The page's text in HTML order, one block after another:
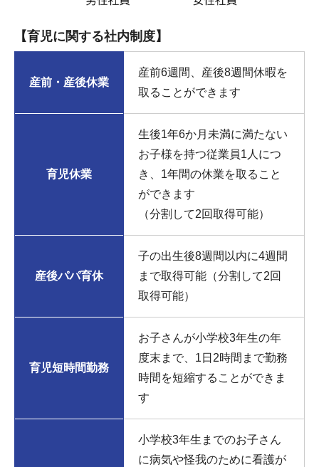
【育児に関する社内制度】
産前・産後休業
産前6週間、産後8週間休暇を
取ることができます
育児休業
生後1年6か月未満に満たない
お子様を持つ従業員1人につ
き、1年間の休業を取ること
ができます
（分割して2回取得可能）
産後パパ育休
子の出生後8週間以内に4週間
まで取得可能（分割して2回
取得可能）
育児短時間勤務
お子さんが小学校3年生の年
度末まで、1日2時間まで勤務
時間を短縮することができま
す
小学校3年生までのお子さん
に病気や怪我のために看護が